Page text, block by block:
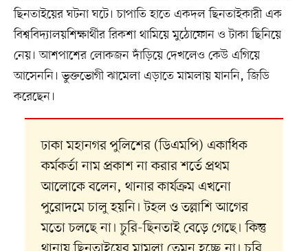
ছিনতাইয়ের ঘটনা ঘটে। চাপাতি হাতে একদল ছিনতাইকারী এক
বিশ্ববিদ্যালয়শিক্ষার্থীর রিকশা থামিয়ে মুঠোফোন ও টাকা ছিনিয়ে
নেয়। আশপাশের লোকজন দাঁড়িয়ে দেখলেও কেউ এগিয়ে
আসেননি। ভুক্তভোগী ঝামেলা এড়াতে মামলায় যাননি, জিডি
করেছেন।
ঢাকা মহানগর পুলিশের (ডিএমপি) একাধিক
কর্মকর্তা নাম প্রকাশ না করার শর্তে প্রথম
আলোকে বলেন, থানার কার্যক্রম এখনো
পুরোদমে চালু হয়নি। টহল ও তল্লাশি আগের
মতো চলছে না। চুরি-ছিনতাই বেড়ে গেছে। কিন্তু